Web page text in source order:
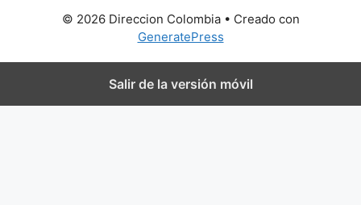
© 2026 Direccion Colombia• Creado con
GeneratePress
Salir de la versión móvil